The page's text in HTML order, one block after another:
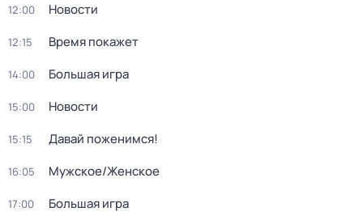
12:00 Новости
12:15 Время покажет
14:00 Большая игра
15:00 Новости
15:15 Давай поженимся!
16:05 Мужское/Женское
17:00 Большая игра